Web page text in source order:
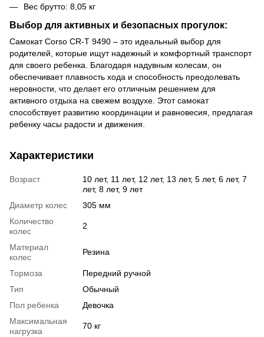
Вес брутто: 8,05 кг
Выбор для активных и безопасных прогулок:
Самокат Corso CR-T 9490 – это идеальный выбор для
родителей, которые ищут надежный и комфортный транспорт
для своего ребенка. Благодаря надувным колесам, он
обеспечивает плавность хода и способность преодолевать
неровности, что делает его отличным решением для
активного отдыха на свежем воздухе. Этот самокат
способствует развитию координации и равновесия, предлагая
ребенку часы радости и движения.
Характеристики
Возраст
10 лет, 11 лет, 12 лет, 13 лет, 5 лет, 6 лет, 7
лет, 8 лет, 9 лет
Диаметр колес
305 мм
Количество
колес
2
Материал
колес
Резина
Тормоза
Передний ручной
Тип
Обычный
Пол ребенка
Девочка
Максимальная
нагрузка
70 кг